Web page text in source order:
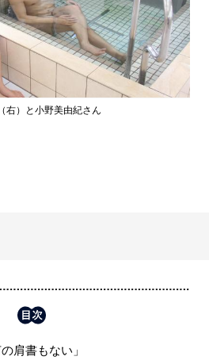
右）と小野美由紀さん
肩書もない」